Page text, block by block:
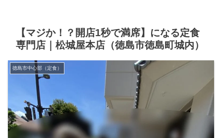
【マジか！？開店1秒で満席】になる定食
専門店｜松城屋本店（徳島市徳島町城内）
徳島市中心部（定食）